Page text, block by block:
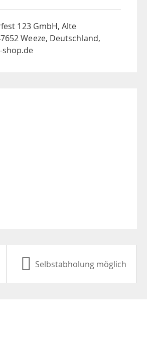
123 GmbH, Alte
Weeze, Deutschland,
shop.de
Selbstabholung möglich